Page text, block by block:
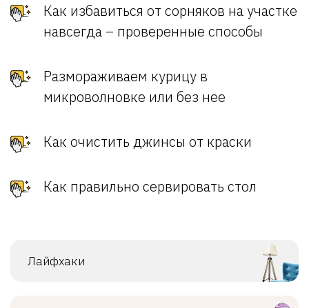
Как избавиться от сорняков на участке
навсегда – проверенные способы
Размораживаем курицу в
микроволновке или без нее
Как очистить джинсы от краски
Как правильно сервировать стол
Лайфхаки